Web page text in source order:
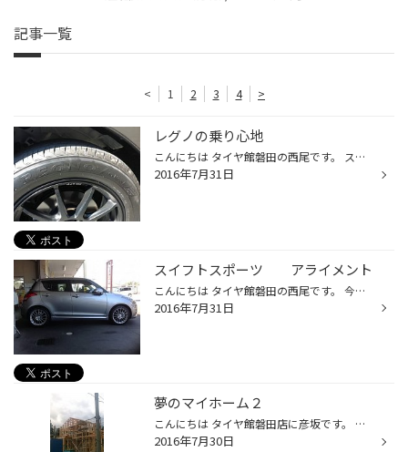
記事一覧
< 1 2 3 4 >
レグノの乗り心地
こんにちは タイヤ館磐田の西尾です。 スタッフ日記でも紹介したと思いますが、最近ホイールとタイヤを交換したのですが、 タイヤを変えるだけで乗り心地が段違いに変わる事に、ビックリしました。 僕が使っているタイヤは、レグノＧＲ-ＸＩです。 ちなみに、ラテン語でレグノは『王者』なんです。 ...
2016年7月31日
スイフトスポーツ アライメント
こんにちは タイヤ館磐田の西尾です。 今日、スイフトスポーツのアライメントを行いました。 このスイフトスポーツは、タイヤとホイールを変えたためアライメントを 実施しました。タイヤ・ホイールを変えるとアライメント数値がずれる事 があるからです。 アライメント数値としては、ハンドルを真...
2016年7月31日
夢のマイホーム２
こんにちは タイヤ館磐田店に彦坂です。 先日、上棟式をおこないました＼(^o^)／ 着々とマイホームの完成へと近づいています（＾ｕ＾） 建てはじめると、あっという間に進んでいくんですね(^^) 引き渡しの日が待ち遠しいです(^_^)
2016年7月30日